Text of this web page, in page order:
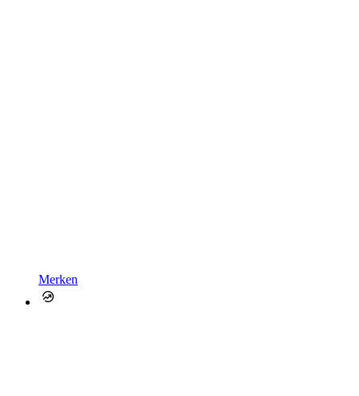
Merken